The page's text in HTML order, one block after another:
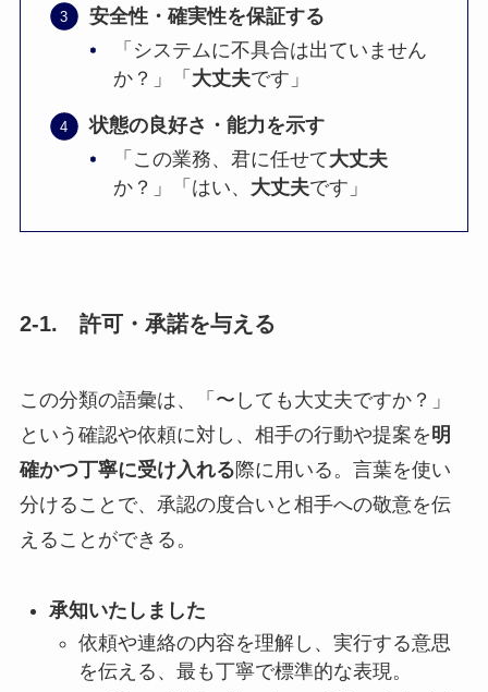
安全性・確実性を保証する
「システムに不具合は出ていません
か？」「 大丈夫です」
状態の良好さ・能力を示す
「この業務、君に任せて大丈夫
か？」「はい、 大丈夫です」
2-1. 許可・承諾を与える
この分類の語彙は、「〜しても大丈夫ですか？」
という確認や依頼に対し、相手の行動や提案を明
確かつ丁寧に受け入れる際に用いる。言葉を使い
分けることで、承認の度合いと相手への敬意を伝
えることができる。
承知いたしました
依頼や連絡の内容を理解し、実行する意思
を伝える、最も丁寧で標準的な表現。